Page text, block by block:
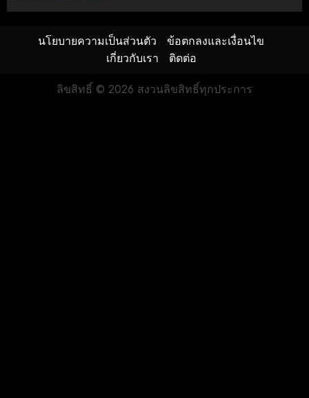
นโยบายความเป็นส่วนตัว
ข้อตกลงและเงื่อนไข
เกี่ยวกับเรา
ติดต่อ
ลิขสิทธิ์ © 2026 สงวนลิขสิทธิ์ทุกประการ